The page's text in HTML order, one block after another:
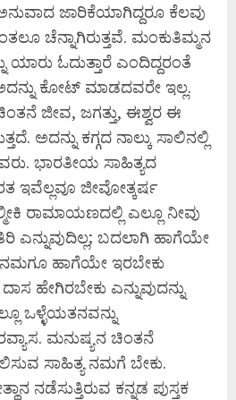
ಜಾರಿಕೆಯಾಗಿದ್ದರೂ ಕೆಲವು
ಚೆನ್ನಾಗಿರುತ್ತವೆ. ಮಂಕುತಿಮ್ಮನ
ಯಾರು ಓದುತ್ತಾರೆ ಎಂದಿದ್ದರಂತೆ
ಕೋಟ್‌ ಮಾಡದವರೇ ಇಲ್ಲ.
ಜೀವ, ಜಗತ್ತು, ಈಶ್ವರ ಈ
ಅದನ್ನು ಕಗ್ಗದ ನಾಲ್ಕು ಸಾಲಿನಲ್ಲಿ
ಭಾರತೀಯ ಸಾಹಿತ್ಯದ
ಇವೆಲ್ಲವೂ ಜೀವೋತ್ಕರ್ಷ
ರಾಮಾಯಣದಲ್ಲಿ ಎಲ್ಲೂ ನೀವು
ಎನ್ನುವುದಿಲ್ಲ; ಬದಲಾಗಿ ಹಾಗೆಯೇ
ನಮಗೂ ಹಾಗೆಯೇ ಇರಬೇಕು
ಹೇಗಿರಬೇಕು ಎನ್ನುವುದನ್ನು
ಒಳ್ಳೆಯತನವನ್ನು
ಮನುಷ್ಯನ ಚಿಂತನೆ
ಸಾಹಿತ್ಯ ನಮಗೆ ಬೇಕು.
ನಡೆಸುತ್ತಿರುವ ಕನ್ನಡ ಪುಸ್ತಕ